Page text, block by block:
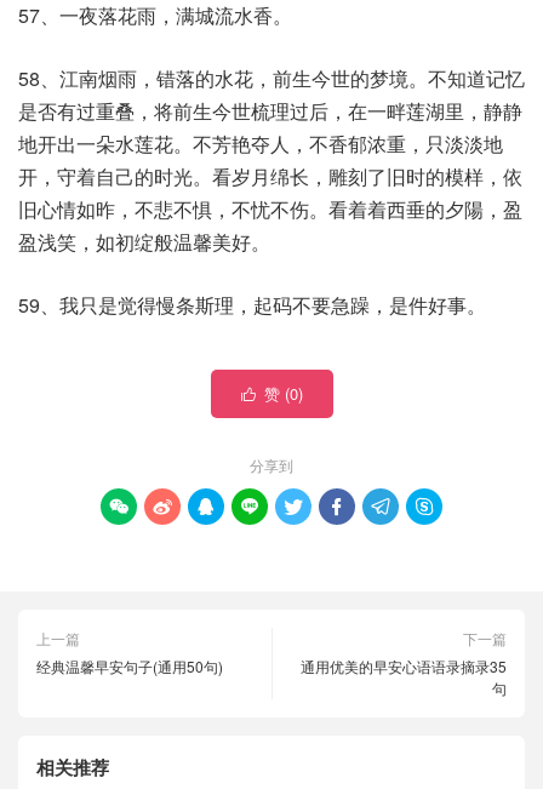
57、一夜落花雨，满城流水香。
58、江南烟雨，错落的水花，前生今世的梦境。不知道记忆
是否有过重叠，将前生今世梳理过后，在一畔莲湖里，静静
地开出一朵水莲花。不芳艳夺人，不香郁浓重，只淡淡地
开，守着自己的时光。看岁月绵长，雕刻了旧时的模样，依
旧心情如昨，不悲不惧，不忧不伤。看着着西垂的夕陽，盈
盈浅笑，如初绽般温馨美好。
59、我只是觉得慢条斯理，起码不要急躁，是件好事。
 赞 (0)
分享到
       
上一篇
经典温馨早安句子(通用50句)
下一篇
通用优美的早安心语语录摘录35
句
相关推荐